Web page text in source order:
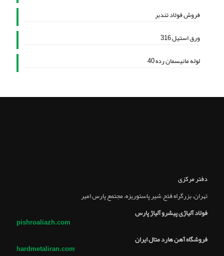
فروش فولاد تندبر
ورق استیل 316
لوله مانیسمان رده 40
دفتر مرکزی
تهران، بزرگراه فتح, شير پاستوريزه، مجتمع پارس امير
فولاد آلیاژی پیشرو آلیاژ پارس
pishroaliazh.com
فروشگاه آهن هارد متال ایران
hardmetaliran.com